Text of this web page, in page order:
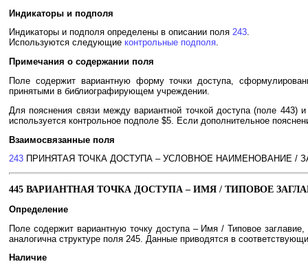
Индикаторы и подполя
Индикаторы и подполя определены в описании поля 243.
Используются следующие контрольные подполя.
Примечания о содержании поля
Поле содержит вариантную форму точки доступа,
принятыми в библиографирующем учреждении.
Для пояснения связи между вариантной точкой доступа (поле
используется контрольное подполе $5. Если дополнительное
Взаимосвязанные поля
243 ПРИНЯТАЯ ТОЧКА ДОСТУПА – УСЛОВНОЕ НАИМЕНОВАНИЕ /
445 ВАРИАНТНАЯ ТОЧКА ДОСТУПА – ИМЯ / ТИПОВОЕ
Определение
Поле содержит вариантную точку доступа – Имя / Типовое
аналогична структуре поля 245. Данные приводятся в
Наличие